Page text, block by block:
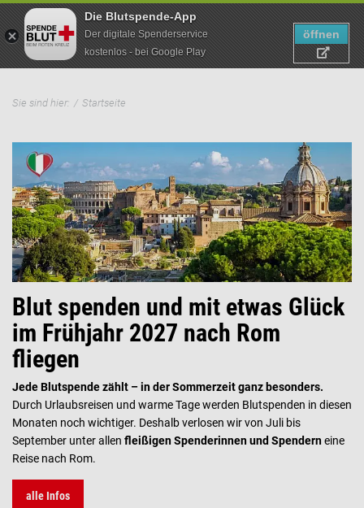
zumSie sind hier: Startseite
Suche
Blut spenden und mit etwas Glück
im Frühjahr 2027 nach Rom
fliegen
Jede Blutspende zählt – in der Sommerzeit ganz besonders.
Durch Urlaubsreisen und warme Tage werden Blutspenden in diesen
Monaten noch wichtiger. Deshalb verlosen wir von Juli bis
September unter allen fleißigen Spenderinnen und Spenderneine
Reise nach Rom.
alle Infos
Die Blutspende-App
Der digitale Spenderservice
kostenlos - bei Google Play
öffnen